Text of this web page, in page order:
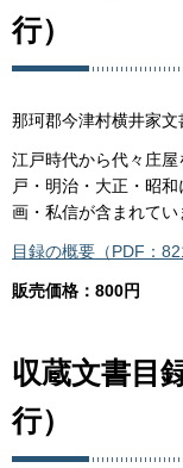
行）
那珂郡今津村横井家文
江戸時代から代々庄
戸・明治・大正・昭
画・私信が含まれてい
目録の概要（PDF：
販売価格：800円
収蔵文書目
行）